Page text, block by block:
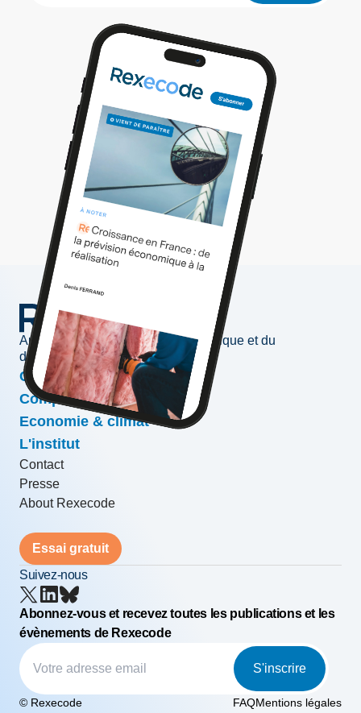
Au service de l'information économique et du
développement des entreprises
Conjoncture & prévisions
Compétitivité & croissance
Economie & climat
L'institut
Contact
Presse
About Rexecode
Essai gratuit
Suivez-nous
Abonnez-vous et recevez toutes les publications et les
évènements de Rexecode
S'inscrire
© Rexecode FAQMentions légales